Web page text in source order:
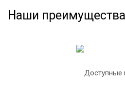
Наши преимущества